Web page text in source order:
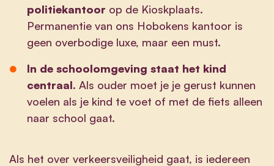
politiekantoor op de Kioskplaats.
Permanentie van ons Hobokens kantoor is
geen overbodige luxe, maar een must.
In de schoolomgeving staat het kind
centraal. Als ouder moet je je gerust kunnen
voelen als je kind te voet of met de fiets alleen
naar school gaat.
Als het over verkeersveiligheid gaat, is iedereen